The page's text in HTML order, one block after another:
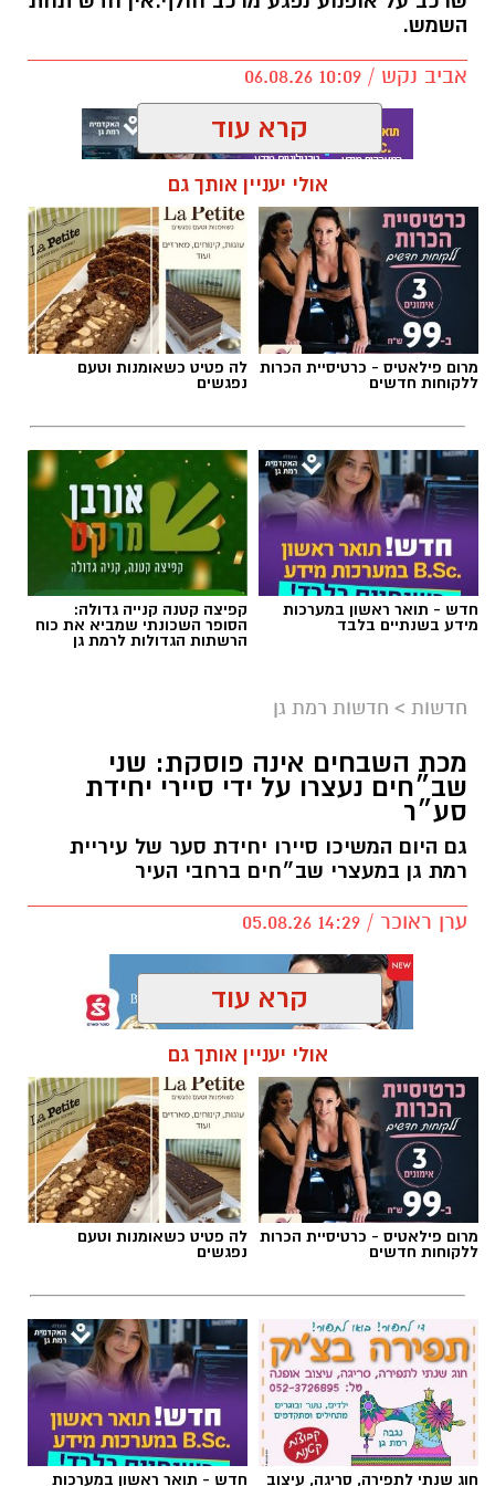
השמש.
אביב נקש / 10:09 06.08.26
תאונות רמת גן
צילום: איחוד הצלה סניף רמת גן
כוחות ההצלה פועלים באזור רמת גן מסביב לשעון,
כשלפני זמן קצר הוזעקו הכוחות לרחוב הבעל שם
טוב ברמת גן, הסמוך לרחובות הרא״ה ועוזיאל,
צוותי הרפואה העניקו סיוע רפואי ראשוני בזירה
ראשונה ונחבל בראשו.
שהתקבל דיווח במוקד 101 של מד"א במרחב דן על
רוכב אופנוע שנפגע מרכב בדרך זאב ז'בוטינסקי
ברמת גן. חובשים ופראמדיקים של מד"א העניקו
בינוני עם חבלות בגפיים.
הצטרפו לקבוצת החדשות השקטה של רמת גן נט ב-
WhatsApp כל החדשות לחצו כאן
קרא עוד
אולי יעניין אותך גם
מרום פילאטיס - כרטיסיית הכרות
ללקוחות חדשים
לה פטיט כשאומנות וטעם
נפגשים
חדש - תואר ראשון במערכות
מידע בשנתיים בלבד
קפיצה קטנה קנייה גדולה:
הסופר השכונתי שמביא את כוח
הרשתות הגדולות לרמת גן
חדשות > חדשות רמת גן
מכת השבחים אינה פוסקת: שני
שב״חים נעצרו על ידי סיירי יחידת
סע״ר
גם היום המשיכו סיירו יחידת סער של עיריית
רמת גן במעצרי שב״חים ברחבי העיר
ערן ראוכר / 14:29 05.08.26
תגים:יחידת סע״ר רמת גן , העסקת שב״חים רמת גן
צילום: דוברות עיריית רמת גן
קרא עוד
אולי יעניין אותך גם
מרום פילאטיס - כרטיסיית הכרות
ללקוחות חדשים
לה פטיט כשאומנות וטעם
נפגשים
חוג שנתי לתפירה, סריגה, עיצוב חדש - תואר ראשון במערכות